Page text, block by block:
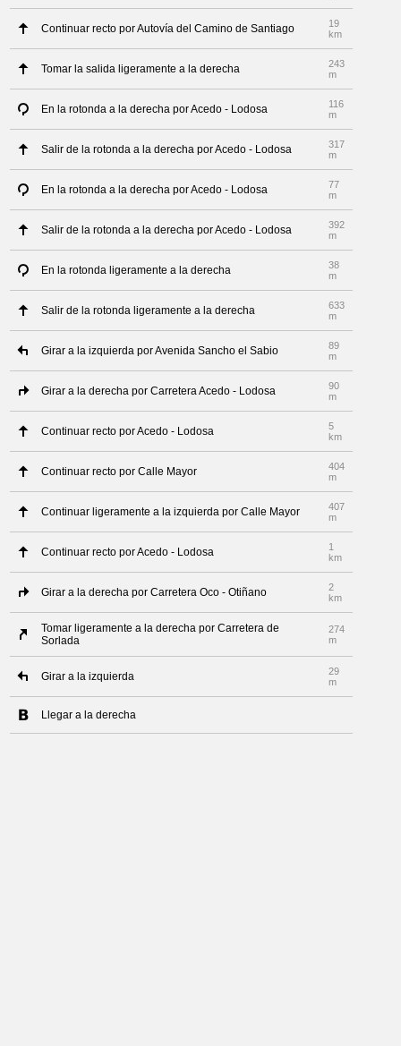
Continuar recto por Autovía del Camino de Santiago
19
km
Tomar la salida ligeramente a la derecha
243
m
En la rotonda a la derecha por Acedo - Lodosa
116
m
Salir de la rotonda a la derecha por Acedo - Lodosa
317
m
En la rotonda a la derecha por Acedo - Lodosa
77
m
Salir de la rotonda a la derecha por Acedo - Lodosa
392
m
En la rotonda ligeramente a la derecha
38
m
Salir de la rotonda ligeramente a la derecha
633
m
Girar a la izquierda por Avenida Sancho el Sabio
89
m
Girar a la derecha por Carretera Acedo - Lodosa
90
m
Continuar recto por Acedo - Lodosa
5
km
Continuar recto por Calle Mayor
404
m
Continuar ligeramente a la izquierda por Calle Mayor
407
m
Continuar recto por Acedo - Lodosa
1
km
Girar a la derecha por Carretera Oco - Otiñano
2
km
Tomar ligeramente a la derecha por Carretera de
Sorlada
274
m
Girar a la izquierda
29
m
Llegar a la derecha